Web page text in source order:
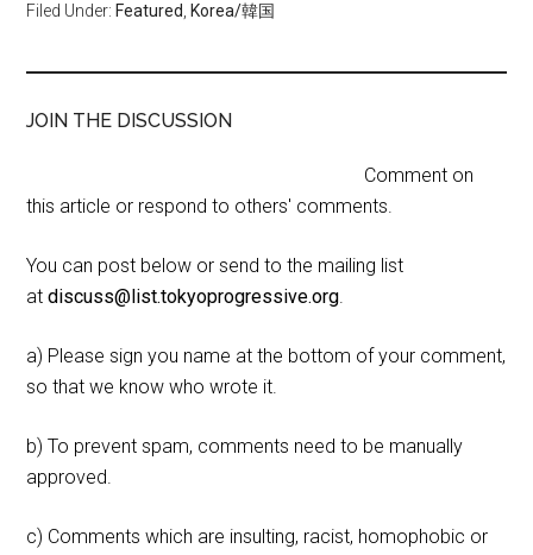
Filed Under: Featured Korea/韓国
JOIN THE DISCUSSION
Comment on
this article or respond to others' comments.
You can post below or send to the mailing list
atdiscuss@list.tokyoprogressive.org.
a) Please sign you name at the bottom of your comment,
so that we know who wrote it.
b) To prevent spam, comments need to be manually
approved.
c) Comments which are insulting, racist, homophobic or